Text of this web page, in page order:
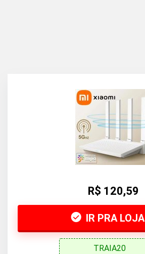
R$ 120,59
IR PRA LOJA
TRAIA20